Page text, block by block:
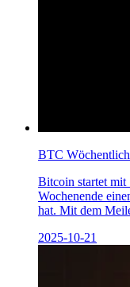
BTC
Bitcoin startet mit
Wochenende
hat. Mit dem
2025-10-21